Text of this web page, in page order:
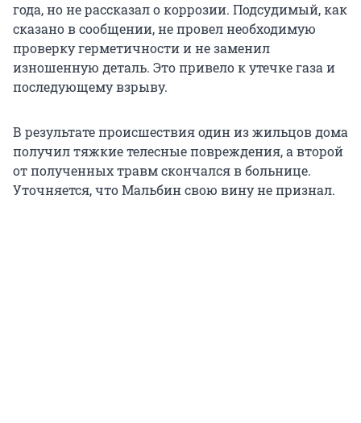
года, но не рассказал о коррозии. Подсудимый, как
сказано в сообщении, не провел необходимую
проверку герметичности и не заменил
изношенную деталь. Это привело к утечке газа и
последующему взрыву.
В результате происшествия один из жильцов дома
получил тяжкие телесные повреждения, а второй
от полученных травм скончался в больнице.
Уточняется, что Мальбин свою вину не признал.